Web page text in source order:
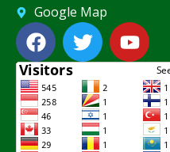
Google Map
F
a
c
e
b
o
T
w
i
t
t
e
Y
o
u